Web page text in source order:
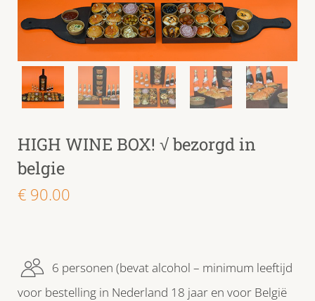
HIGH WINE BOX! √ bezorgd in
belgie
€ 90.00
6 personen (bevat alcohol – minimum leeftijd
voor bestelling in Nederland 18 jaar en voor België